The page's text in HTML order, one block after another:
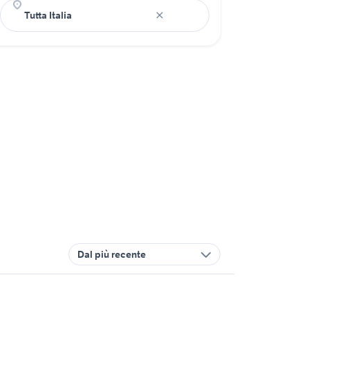
Dal più recente